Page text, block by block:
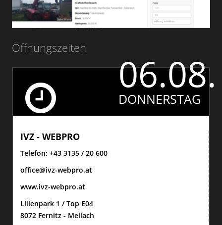
Öffnungszeiten
06.08.
DONNERSTAG
IVZ - WEBPRO
Telefon: +43 3135 / 20 600
office@ivz-webpro.at
www.ivz-webpro.at
Lilienpark 1 / Top E04
8072 Fernitz - Mellach